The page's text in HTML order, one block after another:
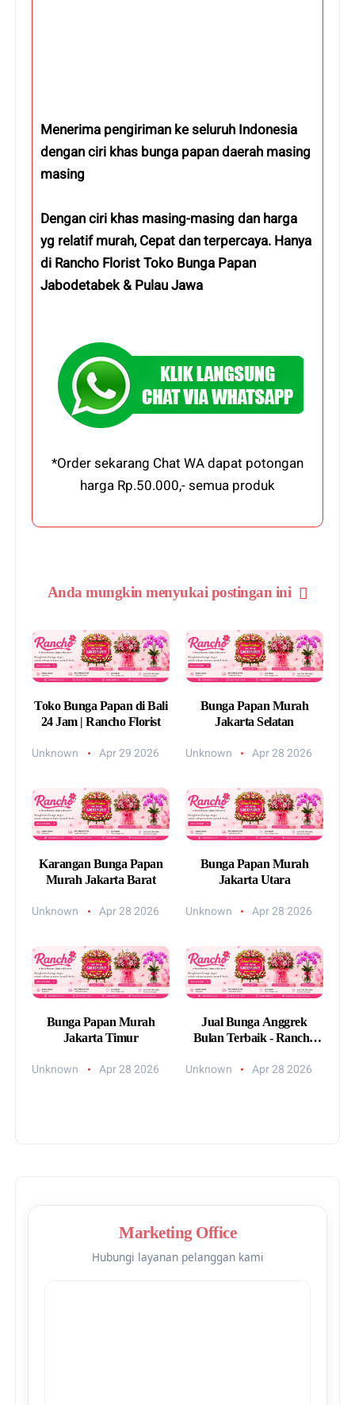
Menerima pengiriman ke seluruh Indonesia
dengan ciri khas bunga papan daerah masing
masing
Dengan ciri khas masing-masing dan harga
yg relatif murah, Cepat dan terpercaya. Hanya
di Rancho Florist Toko Bunga Papan
Jabodetabek & Pulau Jawa
*Order sekarang Chat WA dapat potongan
harga Rp.50.000,- semua produk
Anda mungkin menyukai postingan ini
Toko Bunga Papan di Bali
24 Jam | Rancho Florist
Unknown Apr 29 2026
Bunga Papan Murah
Jakarta Selatan
Unknown Apr 28 2026
Karangan Bunga Papan
Murah Jakarta Barat
Unknown Apr 28 2026
Bunga Papan Murah
Jakarta Utara
Unknown Apr 28 2026
Bunga Papan Murah
Jakarta Timur
Unknown Apr 28 2026
Jual Bunga Anggrek
Bulan Terbaik - Rancho
Unknown Apr 28 2026
Marketing Office
Hubungi layanan pelanggan kami